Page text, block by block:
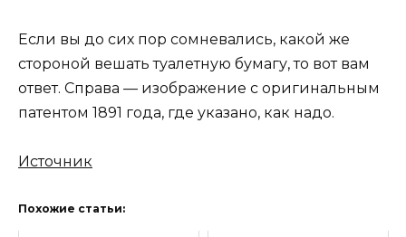
Если вы до сих пор сомневались, какой же
стороной вешать туалетную бумагу, то вот вам
ответ. Справа — изображение с оригинальным
патентом 1891 года, где указано, как надо.
Источник
Похожие статьи: